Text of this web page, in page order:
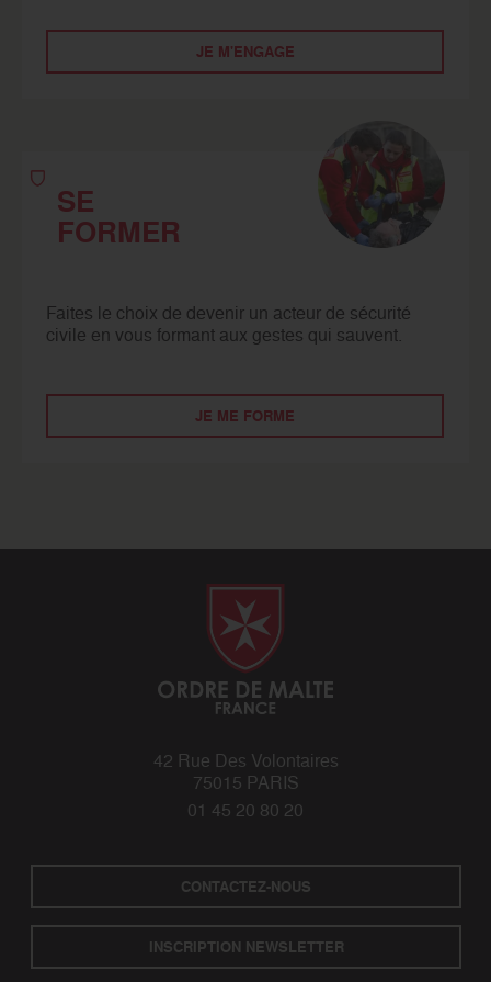
JE M'ENGAGE
SE
FORMER
Faites le choix de devenir un acteur de sécurité
civile en vous formant aux gestes qui sauvent.
JE ME FORME
42 Rue Des Volontaires
75015 PARIS
01 45 20 80 20
CONTACTEZ-NOUS
INSCRIPTION NEWSLETTER